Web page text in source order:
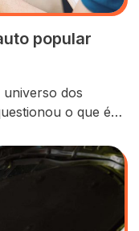
popular
dos
o que é o
específicos,
Não adianta, por
auto
cara. É…